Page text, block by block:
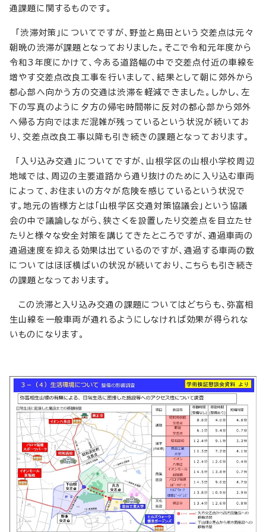
通課題に関するものです。
「渋滞対策」についてですが、野並と島田という交差点は元々
朝晩の渋滞が課題となっておりました。そこで令和元年度から
令和3年度にかけて、今ある道路幅の中で交差点付近の車線を
増やす交差点改良工事を行いまして、結果として朝に郊外から
都心部へ向かう方の交通は渋滞を軽減できました。しかし、左
下の写真のように夕方の帰宅時間帯に反対の都心部から郊外
へ帰る方向ではまだ混雑が残っているという状況が続いてお
り、交差点改良工事以降も引き続きの課題となっております。
「入り込み交通」についてですが、山根学区の山根小学校周辺
地域では、周辺の主要道路から通り抜けのために入り込む車両
によって、お住まいの方々が危険を感じているという状況で
す。地元の皆様方とは「山根学区交通対策協議会」という協議
会の中で議論しながら、狭さくを設置したり交差点を目立たせ
たりと様々な安全対策を講じてきたところですが、通過車両の
通過速度を抑える効果は出ているのですが、通過する車両の数
についてはほぼ横ばいの状況が続いており、こちらも引き続き
の課題となっております。
この渋滞と入り込み交通の課題についてはどちらも、弥富相
生山線を一般車両が通れるようにしなければ効果が得られな
いものになります。